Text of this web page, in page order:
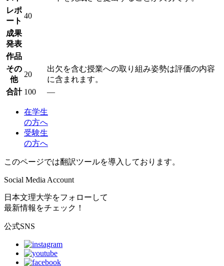
レポ
ート
40
成果
発表
作品
その
他
20
出欠を含む授業への取り組み姿勢は評価の内容
に含まれます。
合計 100 ―
在学生
の方へ
受験生
の方へ
このページでは翻訳ツールを導入しております。
Social Media Account
日本文理大学をフォローして
最新情報をチェック！
公式SNS